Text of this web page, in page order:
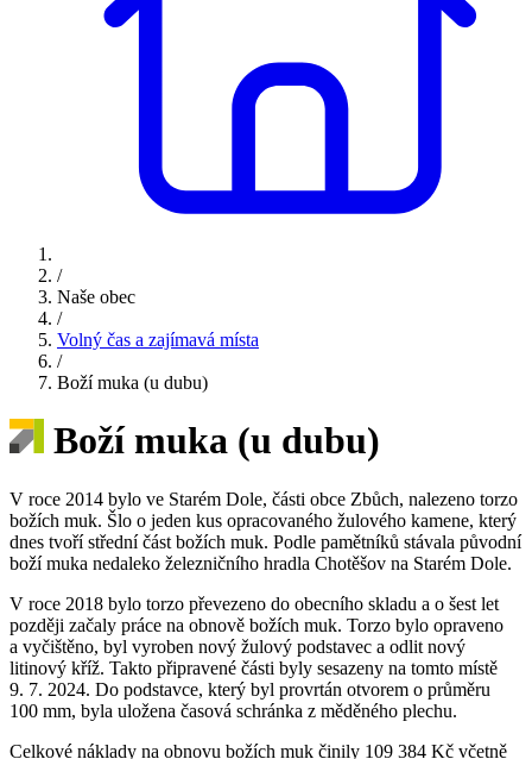
/
Naše obec
/
Volný čas a zajímavá místa
/
Boží muka (u dubu)
Boží muka (u dubu)
V roce 2014 bylo ve Starém Dole, části obce Zbůch, nalezeno torzo
božích muk. Šlo o jeden kus opracovaného žulového kamene, který
dnes tvoří střední část božích muk. Podle pamětníků stávala původní
boží muka nedaleko železničního hradla Chotěšov na Starém Dole.
V roce 2018 bylo torzo převezeno do obecního skladu a o šest let
později začaly práce na obnově božích muk. Torzo bylo opraveno
a vyčištěno, byl vyroben nový žulový podstavec a odlit nový
litinový kříž. Takto připravené části byly sesazeny na tomto místě
9. 7. 2024. Do podstavce, který byl provrtán otvorem o průměru
100 mm, byla uložena časová schránka z měděného plechu.
Celkové náklady na obnovu božích muk činily 109 384 Kč včetně